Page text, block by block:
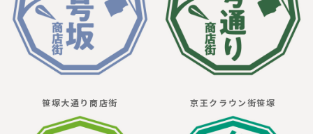
笹塚大通り商店街 京王クラウン街笹塚